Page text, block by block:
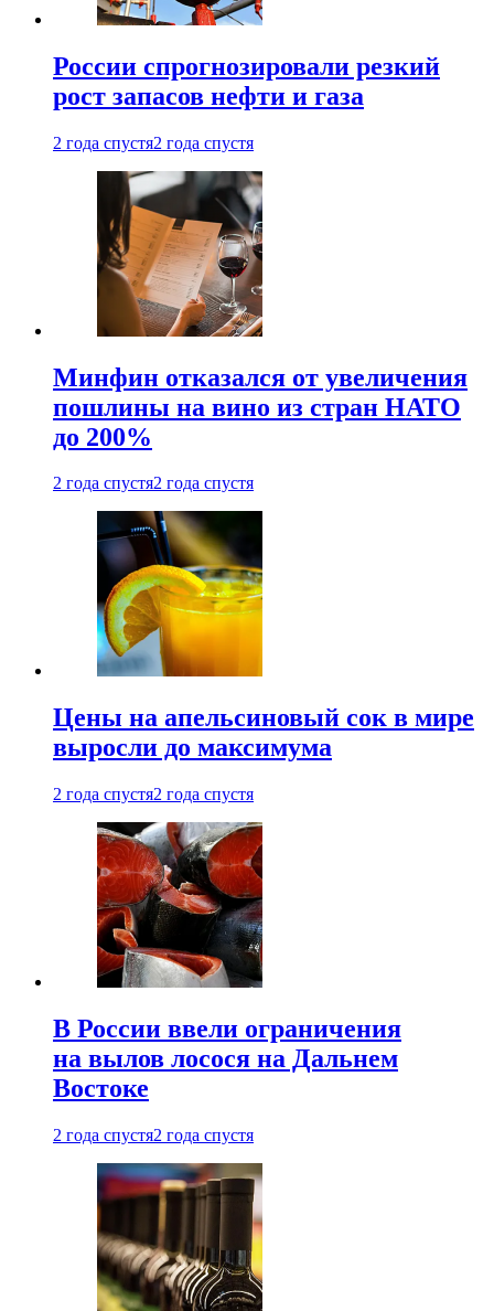
России спрогнозировали резкий
рост запасов нефти и газа
2 года спустя2 года спустя
Минфин отказался от увеличения
пошлины на вино из стран НАТО
до 200%
2 года спустя2 года спустя
Цены на апельсиновый сок в мире
выросли до максимума
2 года спустя2 года спустя
В России ввели ограничения
на вылов лосося на Дальнем
Востоке
2 года спустя2 года спустя